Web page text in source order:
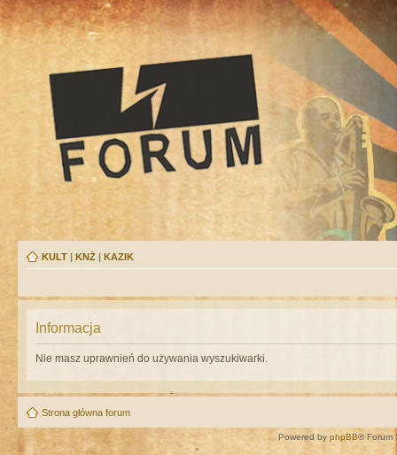
KULT | KNŻ | KAZIK
Informacja
Nie masz uprawnień do używania wyszukiwarki.
Strona główna forum
Powered by phpBB® Forum